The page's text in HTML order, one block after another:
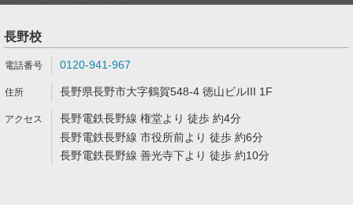
長野校
0120-941-967
長野県長野市大字鶴賀548-4 徳山ビルIII 1F
長野電鉄長野線 権堂より 徒歩 約4分
長野電鉄長野線 市役所前より 徒歩 約6分
長野電鉄長野線 善光寺下より 徒歩 約10分